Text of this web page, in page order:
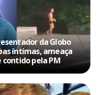
da Globo
íntimas, ameaça
contido pela PM